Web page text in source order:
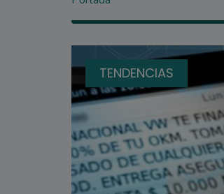
TENDENCIAS